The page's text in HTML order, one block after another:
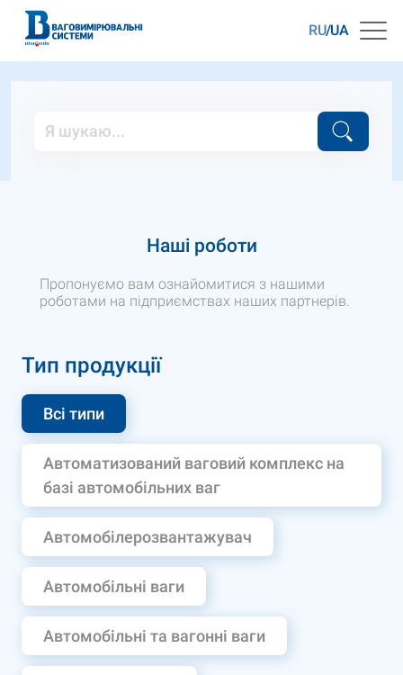
RU UA
Наші роботи
Пропонуємо вам ознайомитися з нашими
роботами на підприємствах наших партнерів.
Тип продукції
Всі типи
Автоматизований ваговий комплекс на
базі автомобільних ваг
Автомобілерозвантажувач
Автомобільні ваги
Автомобільні та вагонні ваги